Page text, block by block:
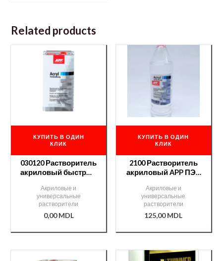
Related products
КУПИТЬ В ОДИН
КЛИК
030120 Растворитель
акриловый быстрый
Акриловые и
универсальные
растворители
0,00MDL
КУПИТЬ В ОДИН
КЛИК
2100 Растворитель
акриловый APP ПЭТ
Акриловые и
универсальные
растворители
125,00MDL